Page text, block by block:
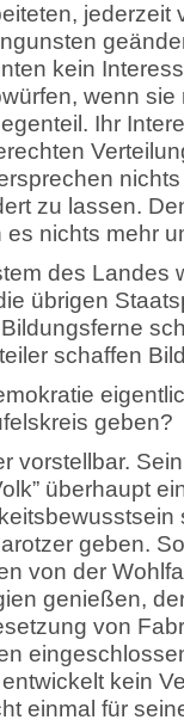
jederzeit
kein
wenn sie
Ihr
zu lassen.
nichts mehr
des Landes
übrigen
schaffen
geben?
vorstellbar.
überhaupt
geben.
von der
genießen,
von
kein
einmal für